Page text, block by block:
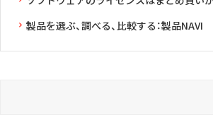
製品を選ぶ、調べる、比較する：製品NAVI